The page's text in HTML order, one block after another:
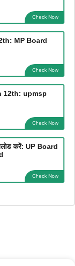
Check Now
MP Board
Check Now
12th: upmsp
Check Now
करें: UP Board
Check Now